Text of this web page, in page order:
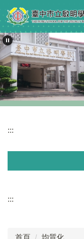
跳
到
主
要
內
容
區
:::
:::
首頁 均質化